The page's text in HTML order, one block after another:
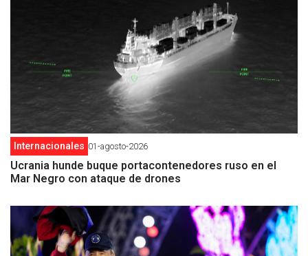
Internacionales 01-agosto-2026
Ucrania hunde buque portacontenedores ruso en el
Mar Negro con ataque de drones